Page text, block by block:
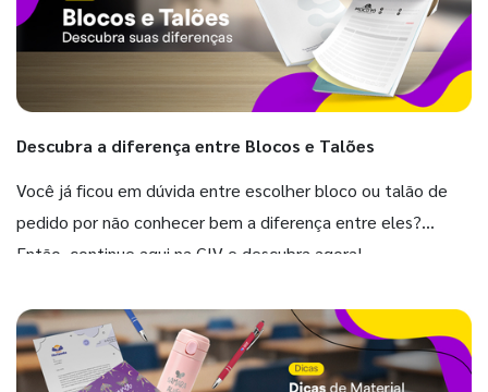
Descubra a diferença entre Blocos e Talões
Você já ficou em dúvida entre escolher bloco ou talão de
pedido por não conhecer bem a diferença entre eles?
Então, continue aqui na GIV e descubra agora!